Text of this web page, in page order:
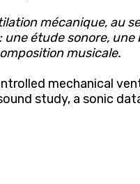
mécanique, au
étude sonore,
musicale.
mechanical
study, a sonic